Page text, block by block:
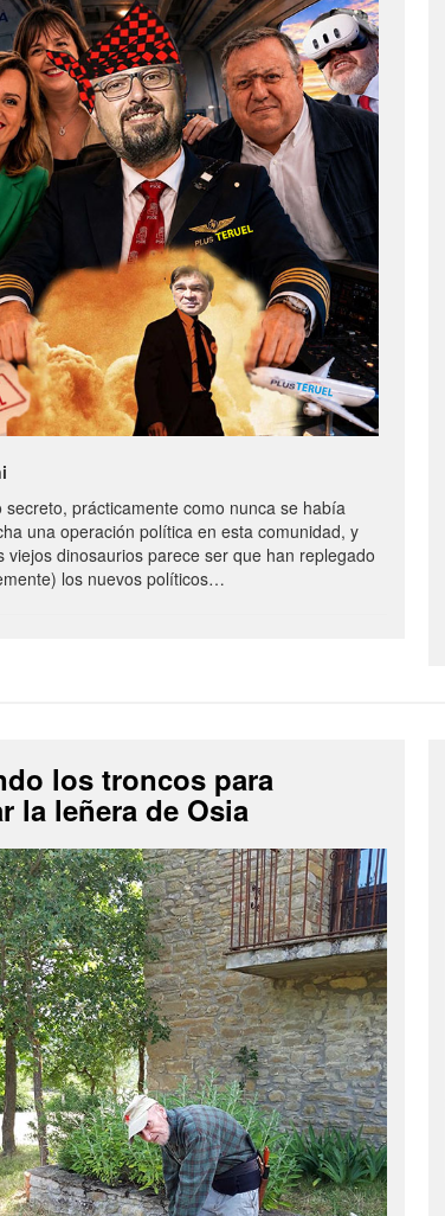
prácticamente como nunca se había
una operación política en esta comunidad, y
viejos dinosaurios parece ser que han replegado
los nuevos políticos…
los troncos para
la leñera de Osia